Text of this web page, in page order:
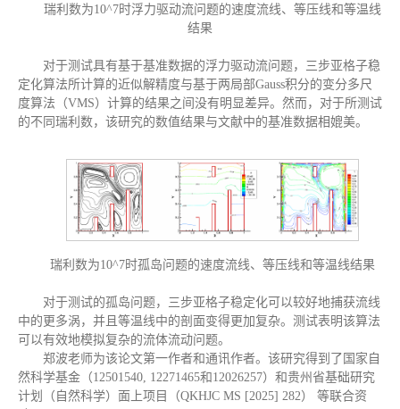
瑞利数为10^7时浮力驱动流问题的速度流线、等压线和等温线
结果
对于测试具有基于基准数据的浮力驱动流问题，三步亚格子稳
定化算法所计算的近似解精度与基于两局部Gauss积分的变分多尺
度算法（VMS）计算的结果之间没有明显差异。然而，对于所测试
的不同瑞利数，该研究的数值结果与文献中的基准数据相媲美。
瑞利数为10^7时孤岛问题的速度流线、等压线和等温线结果
对于测试的孤岛问题，三步亚格子稳定化可以较好地捕获流线
中的更多涡，并且等温线中的剖面变得更加复杂。测试表明该算法
可以有效地模拟复杂的流体流动问题。
郑波老师为该论文第一作者和通讯作者。该研究得到了国家自
然科学基金（12501540, 12271465和12026257）和贵州省基础研究
计划（自然科学）面上项目（QKHJC MS [2025] 282） 等联合资